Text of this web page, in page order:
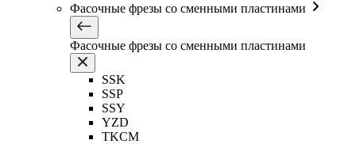
Фасочные фрезы со сменными пластинами
Фасочные фрезы со сменными пластинами
SSK
SSP
SSY
YZD
TKCM